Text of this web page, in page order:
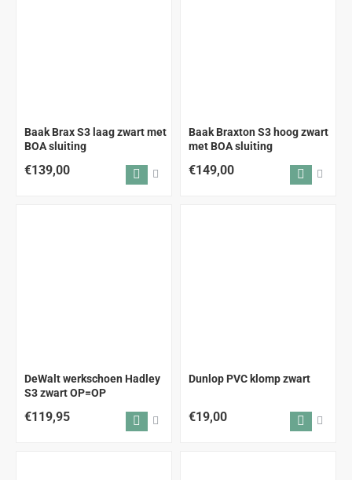
Baak Brax S3 laag zwart met
BOA sluiting
€139,00
Baak Braxton S3 hoog zwart
met BOA sluiting
€149,00
OP = OP
DeWalt werkschoen Hadley
S3 zwart OP=OP
€119,95
Dunlop PVC klomp zwart
€19,00